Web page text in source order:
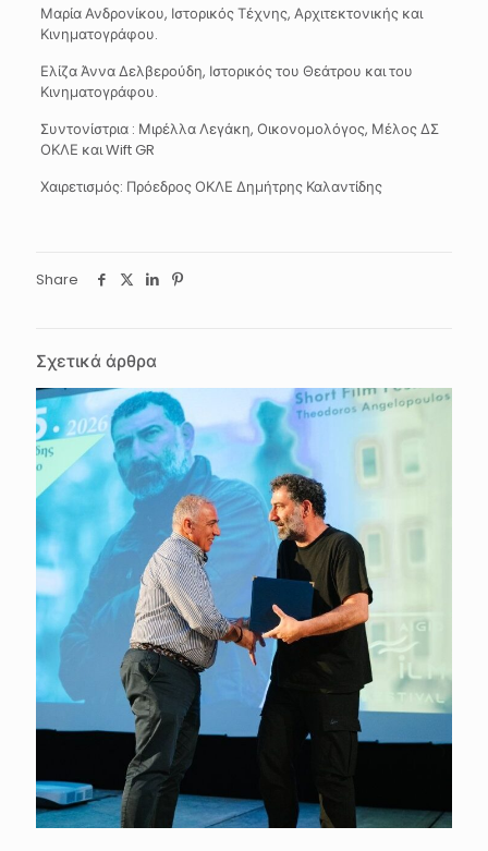
Μαρία Ανδρονίκου, Ιστορικός Τέχνης, Αρχιτεκτονικής και
Κινηματογράφου.
Ελίζα Άννα Δελβερούδη, Ιστορικός του Θεάτρου και του
Κινηματογράφου.
Συντονίστρια : Μιρέλλα Λεγάκη, Οικονομολόγος, Μέλος ΔΣ
ΟΚΛΕ και Wift GR
Χαιρετισμός: Πρόεδρος ΟΚΛΕ Δημήτρης Καλαντίδης
Share
Σχετικά άρθρα